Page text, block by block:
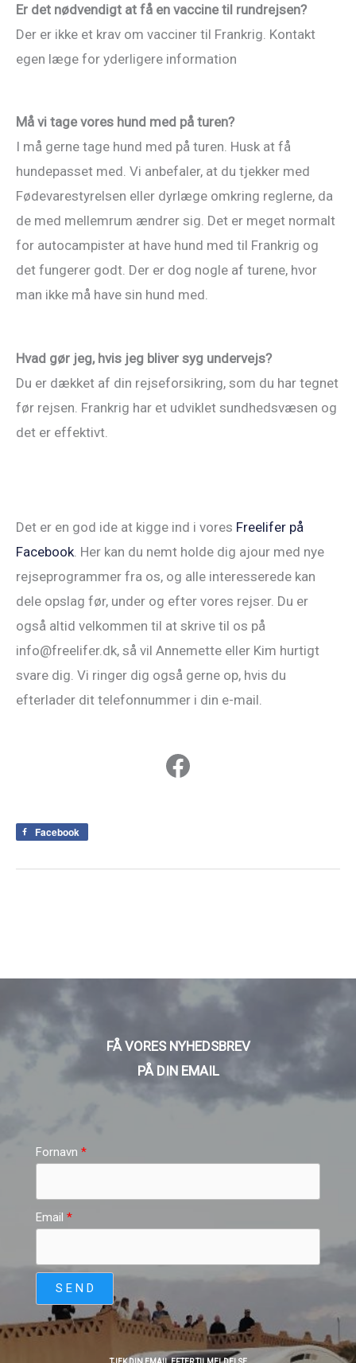
Er det nødvendigt at få en vaccine til rundrejsen?
Der er ikke et krav om vacciner til Frankrig. Kontakt
egen læge for yderligere information
Må vi tage vores hund med på turen?
I må gerne tage hund med på turen. Husk at få
hundepasset med. Vi anbefaler, at du tjekker med
Fødevarestyrelsen eller dyrlæge omkring reglerne, da
de med mellemrum ændrer sig. Det er meget normalt
for autocampister at have hund med til Frankrig og
det fungerer godt. Der er dog nogle af turene, hvor
man ikke må have sin hund med.
Hvad gør jeg, hvis jeg bliver syg undervejs?
Du er dækket af din rejseforsikring, som du har tegnet
før rejsen. Frankrig har et udviklet sundhedsvæsen og
det er effektivt.
Det er en god ide at kigge ind i vores Freelifer på
Facebook. Her kan du nemt holde dig ajour med nye
rejseprogrammer fra os, og alle interesserede kan
dele opslag før, under og efter vores rejser. Du er
også altid velkommen til at skrive til os på
info@freelifer.dk, så vil Annemette eller Kim hurtigt
svare dig. Vi ringer dig også gerne op, hvis du
efterlader dit telefonnummer i din e-mail.
Facebook
FÅ VORES NYHEDSBREV
PÅ DIN EMAIL
Fornavn
Email
S E N D